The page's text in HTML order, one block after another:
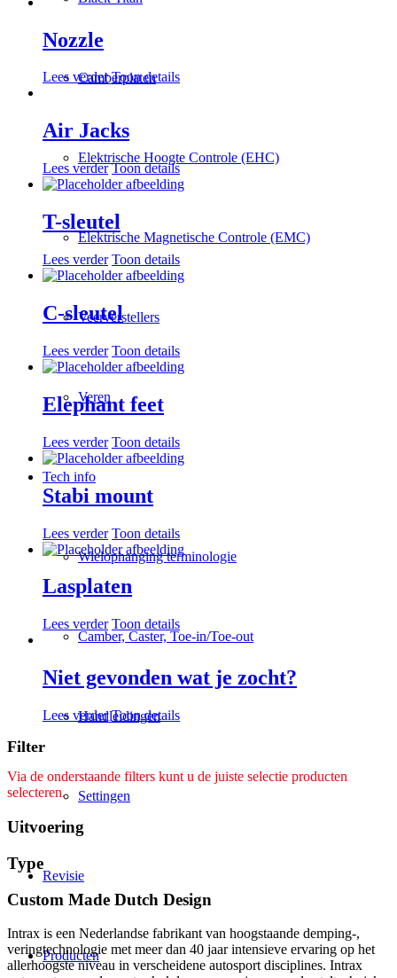
Camberplaten
Elektrische Hoogte Controle (EHC)
Elektrische Magnetische Controle (EMC)
Veerverstellers
Veren
Tech info
Wielophanging terminologie
Camber, Caster, Toe-in/Toe-out
Handleidingen
Settingen
Revisie
Producten
Nozzle
Lees verder Toon details
Air Jacks
Lees verder Toon details
T-sleutel
Lees verder Toon details
C-sleutel
Lees verder Toon details
Elephant feet
Lees verder Toon details
Stabi mount
Lees verder Toon details
Lasplaten
Lees verder Toon details
Niet gevonden wat je zocht?
Lees verder Toon details
Filter
Via de onderstaande filters kunt u de juiste selectie producten
selecteren.
Uitvoering
Type
Custom Made Dutch Design
Intrax is een Nederlandse fabrikant van hoogstaande demping-,
veringtechnologie met meer dan 40 jaar intensieve ervaring op het
allerhoogste niveau in verscheidene autosport disciplines. Intrax